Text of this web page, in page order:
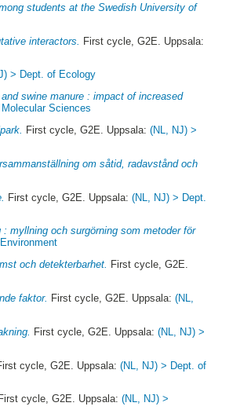
students at the Swedish University of
interactors.
First cycle, G2E. Uppsala:
> Dept. of Ecology
swine manure : impact of increased
Sciences
First cycle, G2E. Uppsala:(NL, NJ) >
om såtid, radavstånd och
First cycle, G2E. Uppsala:(NL, NJ) > Dept.
myllning och surgörning som metoder för
och detekterbarhet. First cycle, G2E.
faktor. First cycle, G2E. Uppsala:(NL,
First cycle, G2E. Uppsala:(NL, NJ) >
cycle, G2E. Uppsala:(NL, NJ) > Dept. of
First cycle, G2E. Uppsala:(NL, NJ) >